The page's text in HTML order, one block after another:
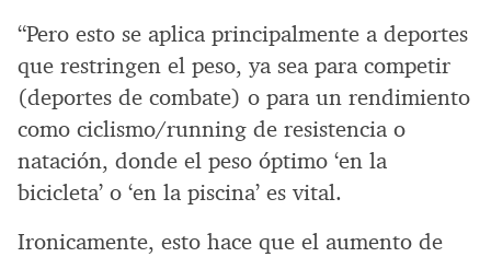
“Pero esto se aplica principalmente a deportes
que restringen el peso, ya sea para competir
(deportes de combate) o para un rendimiento
como ciclismo/running de resistencia o
natación, donde el peso óptimo ‘en la
bicicleta’ o ‘en la piscina’ es vital.
Ironicamente, esto hace que el aumento de